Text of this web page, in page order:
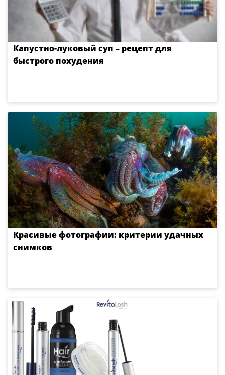
Капустно-луковый суп – рецепт для
быстрого похудения
Красивые фотографии: критерии удачных
снимков